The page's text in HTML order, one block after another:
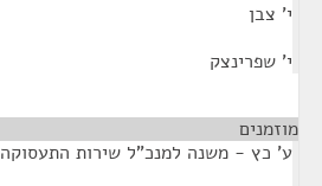
י' צבן
י' שפרינצק
מוזמנים
ע' כץ - משנה למנכ"ל שירות התעסוקה